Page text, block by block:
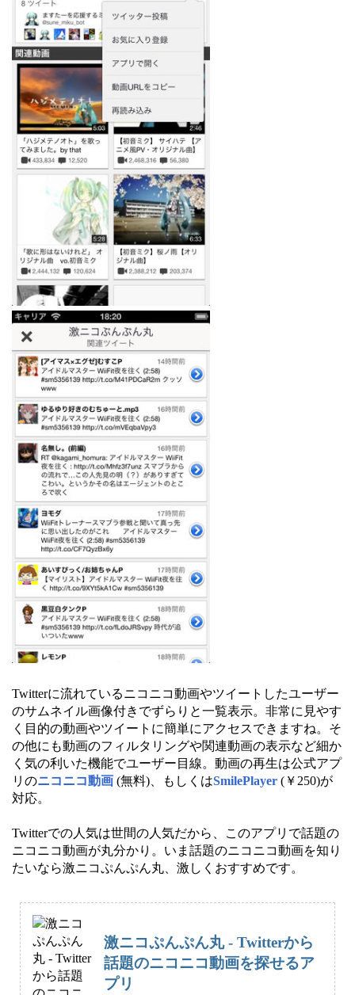
Twitterに流れているニコニコ動画やツイートしたユーザー
のサムネイル画像付きでずらりと一覧表示。非常に見やす
く目的の動画やツイートに簡単にアクセスできますね。そ
の他にも動画のフィルタリングや関連動画の表示など細か
く気の利いた機能でユーザー目線。動画の再生は公式アプ
リのニコニコ動画 (無料)、もしくはSmilePlayer (￥250)が
対応。
Twitterでの人気は世間の人気だから、このアプリで話題の
ニコニコ動画が丸分かり。いま話題のニコニコ動画を知り
たいなら激ニコぷんぷん丸、激しくおすすめです。
激ニコぷんぷん丸 - Twitterから
話題のニコニコ動画を探せるア
プリ